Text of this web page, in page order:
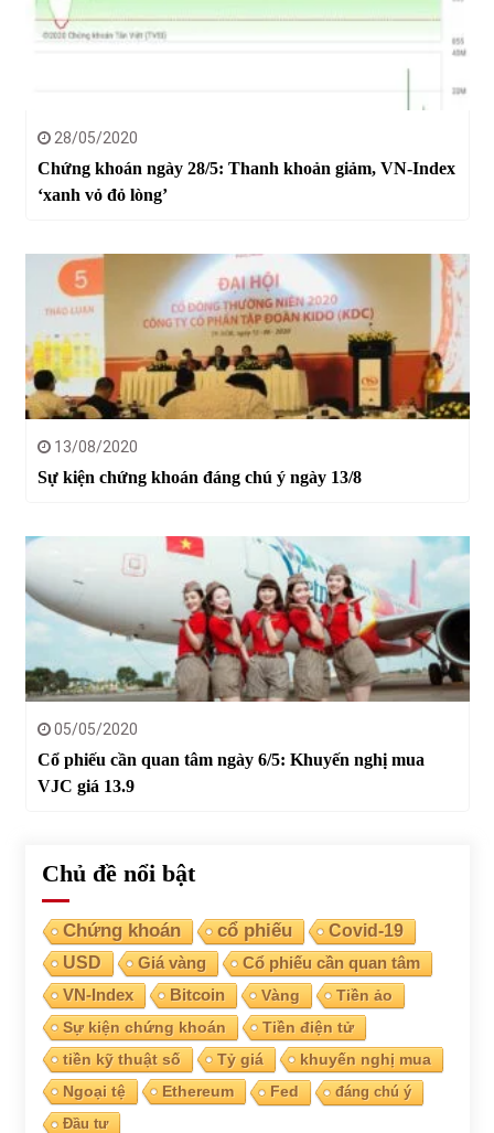
28/05/2020
Chứng khoán ngày 28/5: Thanh khoản giảm, VN-Index
‘xanh vỏ đỏ lòng’
13/08/2020
Sự kiện chứng khoán đáng chú ý ngày 13/8
05/05/2020
Cổ phiếu cần quan tâm ngày 6/5: Khuyến nghị mua
VJC giá 13.9
Chủ đề nổi bật
Chứng khoán cổ phiếu
Covid-19
USD
Giá vàng Cổ phiếu cần quan tâm
VN-Index Bitcoin Vàng
Tiền ảo
Sự kiện chứng khoán
Tiền điện tử
tiền kỹ thuật số
Tỷ giá
khuyến nghị mua
Ngoại tệ
Ethereum Fed
đáng chú ý
Đầu tư